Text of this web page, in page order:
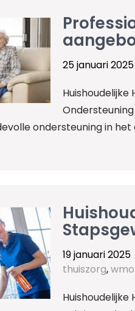
25 januari 2025
Huishoudelijke
ondersteuning in het
19 januari 2025
thuiszorg,wmo
Huishoudelijke